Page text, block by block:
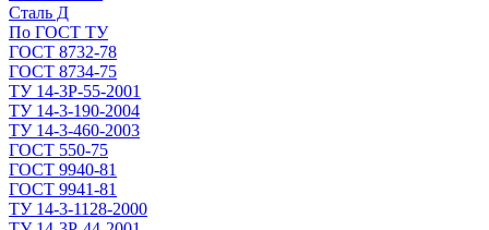
Сталь Д
По ГОСТ ТУ
ГОСТ 8732-78
ГОСТ 8734-75
ТУ 14-3Р-55-2001
ТУ 14-3-190-2004
ТУ 14-3-460-2003
ГОСТ 550-75
ГОСТ 9940-81
ГОСТ 9941-81
ТУ 14-3-1128-2000